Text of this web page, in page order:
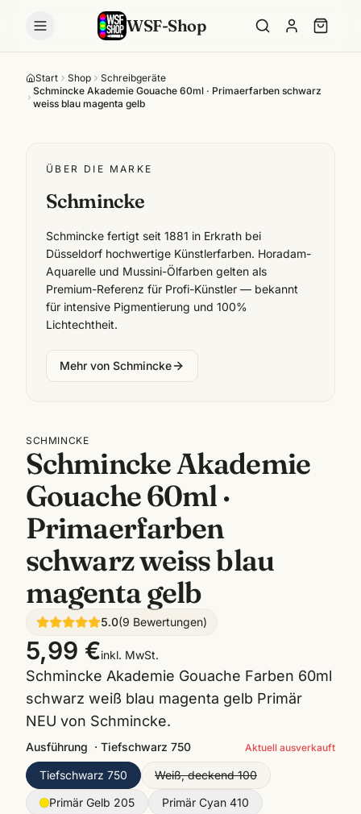
WSF-Shop
Start Shop
Schreibgeräte
Schmincke Akademie Gouache 60ml · Primaerfarben schwarz
weiss blau magenta gelb
ÜBER DIE MARKE
Schmincke
Schmincke fertigt seit 1881 in Erkrath bei
Düsseldorf hochwertige Künstlerfarben. Horadam-
Aquarelle und Mussini-Ölfarben gelten als
Premium-Referenz für Profi-Künstler — bekannt
für intensive Pigmentierung und 100%
Lichtechtheit.
Mehr von Schmincke
SCHMINCKE
Schmincke Akademie
Gouache 60ml ·
Primaerfarben
schwarz weiss blau
magenta gelb
5.0(9 Bewertungen)
5,99 €inkl. MwSt.
Schmincke Akademie Gouache Farben 60ml
schwarz weiß blau magenta gelb Primär
NEU von Schmincke.
Ausführung · Tiefschwarz 750 Aktuell ausverkauft
Tiefschwarz 750
Weiß, deckend 100
Primär Gelb 205
Primär Cyan 410